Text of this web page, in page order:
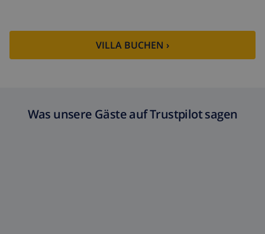
VILLA BUCHEN ›
Was unsere Gäste auf Trustpilot sagen